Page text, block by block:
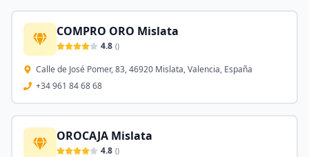
COMPRO ORO Mislata
4.8 ()
Calle de José Pomer, 83, 46920 Mislata, Valencia, España
+34 961 84 68 68
OROCAJA Mislata
4.8 ()